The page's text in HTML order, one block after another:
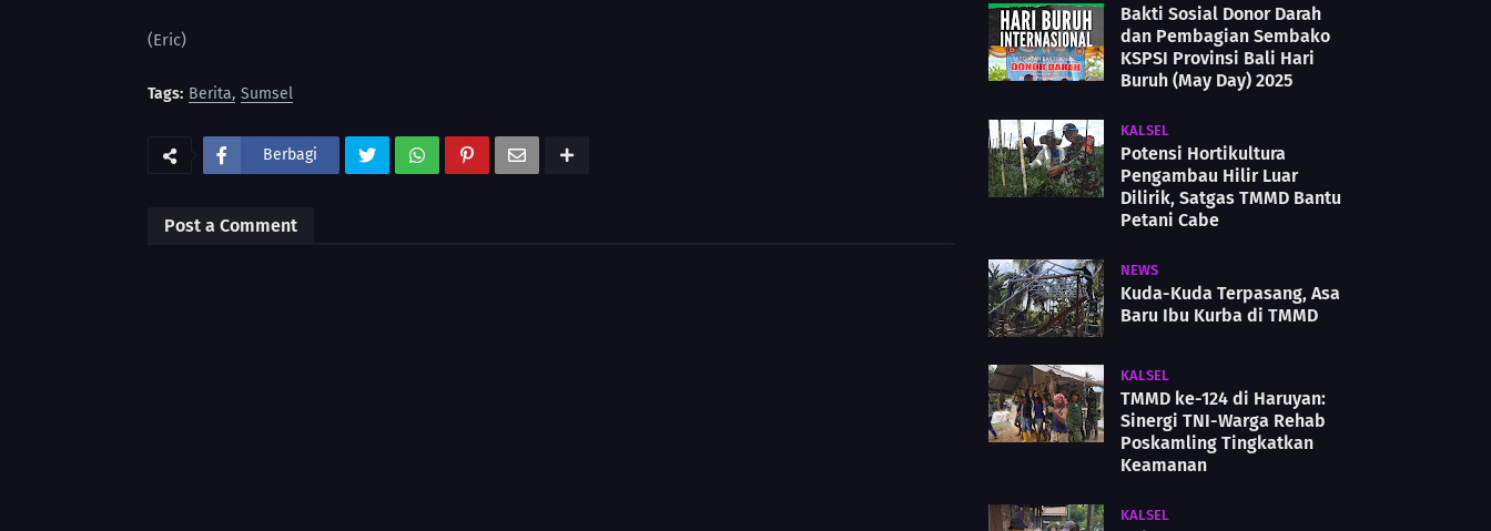
(Eric)
Tags: Berita Sumsel
Berbagi
Post a Comment
Bakti Sosial Donor Darah
dan Pembagian Sembako
KSPSI Provinsi Bali Hari
Buruh (May Day) 2025
KALSEL
Potensi Hortikultura
Pengambau Hilir Luar
Dilirik, Satgas TMMD Bantu
Petani Cabe
NEWS
Kuda-Kuda Terpasang, Asa
Baru Ibu Kurba di TMMD
KALSEL
TMMD ke-124 di Haruyan:
Sinergi TNI-Warga Rehab
Poskamling Tingkatkan
Keamanan
KALSEL